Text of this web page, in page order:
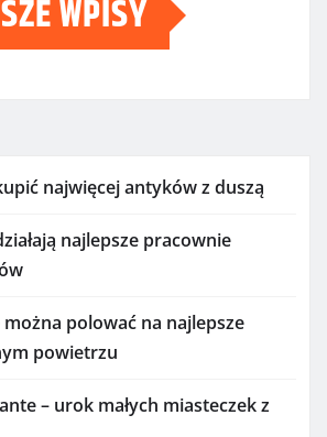
WPISY
najwięcej antyków z duszą
najlepsze pracownie
polować na najlepsze
powietrzu
– urok małych miasteczek z